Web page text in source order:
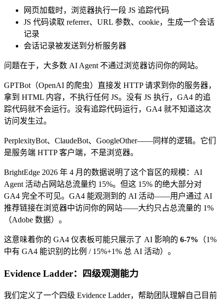
网页加载时，浏览器执行一段 JS 追踪代码
JS 代码读取 referrer、URL 参数、cookie，生成一个会话
记录
会话记录被发送到分析服务器
问题在于，大多数 AI Agent 不通过浏览器访问你的网站。
GPTBot（OpenAI 的爬虫）直接发 HTTP 请求到你的服务器，
拿到 HTML 内容，不执行任何 JS。没有 JS 执行，GA4 的追
踪代码就不会运行。没有追踪代码运行，GA4 就不知道这次
访问发生过。
PerplexityBot、ClaudeBot、GoogleOther——同样的逻辑。它们
是服务端 HTTP 客户端，不是浏览器。
BrightEdge 2026 年 4 月的数据说明了这个盲区的规模：AI
Agent 活动占网站总流量约 15%。但这 15% 的绝大部分对
GA4 完全不可见。GA4 能观测到的 AI 活动——用户通过 AI
推荐链接在浏览器中访问你的网站——大约只占总流量的 1%
（Adobe 数据）。
这意味着你的 GA4 仪表板可能只展示了 AI 影响的 6-7% （1%
中有 GA4 能识别的比例 / 15%+1% 总 AI 活动）。
Evidence Ladder：四级观测能力
我们定义了一个四级 Evidence Ladder，帮助团队理解自己目前